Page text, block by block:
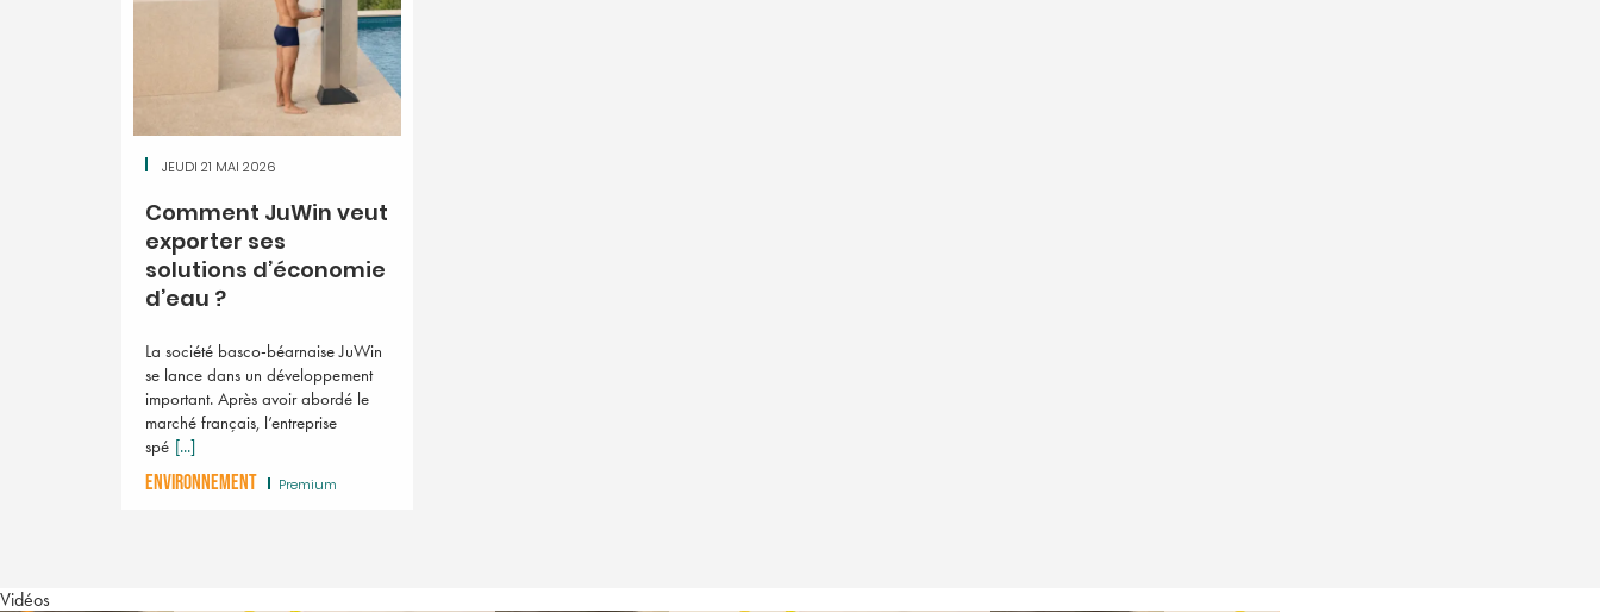
JEUDI 21 MAI 2026
Comment JuWin veut
exporter ses
solutions d’économie
d’eau ?
La société basco-béarnaise JuWin
se lance dans un développement
important. Après avoir abordé le
marché français, l’entreprise
spé [...]
ENVIRONNEMENT Premium
Vidéos